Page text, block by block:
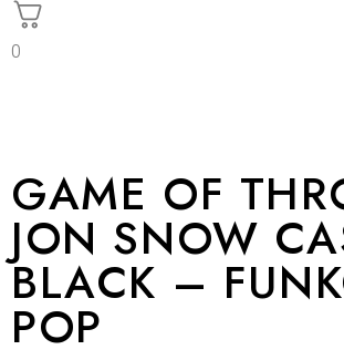
0
GAME OF
JON SNOW
BLACK –
POP